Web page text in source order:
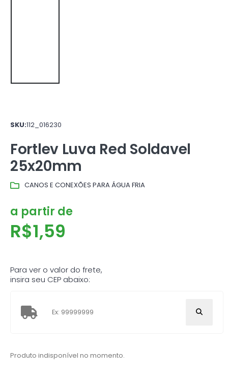
SKU:112_016230
Fortlev Luva Red Soldavel
25x20mm
CANOS E CONEXÕES PARA ÁGUA FRIA
a partir de
R$1,59
Para ver o valor do frete,
insira seu CEP abaixo:
Produto indisponível no momento.